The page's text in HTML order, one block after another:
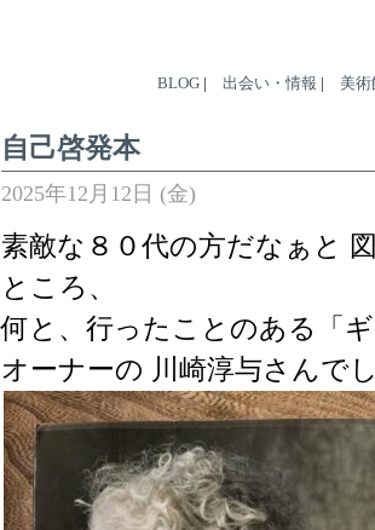
BLOG | 出会い・情報 | 美
自己啓発本
2025年12月12日 (金)
素敵な８０代の方だなぁと
ところ、
何と、行ったことのある「
オーナーの 川崎淳与さんで